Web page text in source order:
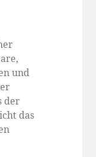
und
der
das